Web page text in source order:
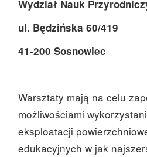
Wydział Nauk
ul. Będzińska 60/419
41-200 Sosnowiec
Warsztaty mają na celu
możliwościami
eksploatacji
edukacyjnych w jak